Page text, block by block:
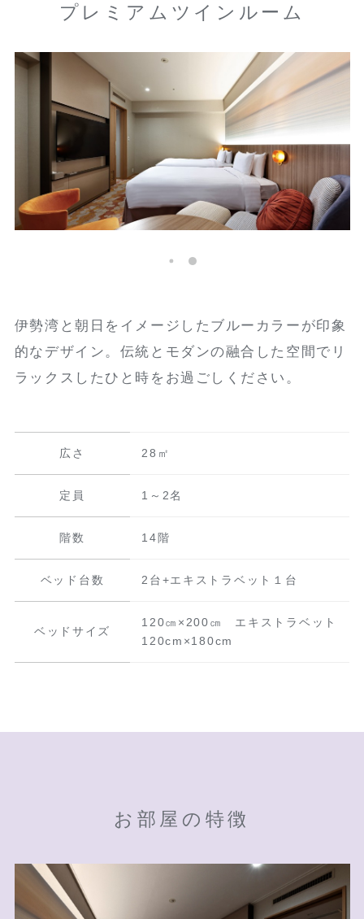
プレミアムツインルーム
伊勢湾と朝日をイメージしたブルーカラーが印象
的なデザイン。伝統とモダンの融合した空間でリ
ラックスしたひと時をお過ごしください。
広さ 28㎡
定員 1～2名
階数 14階
ベッド台数 2台+エキストラベット１台
ベッドサイズ
120㎝×200㎝ エキストラベット
120cm×180cm
お部屋の特徴